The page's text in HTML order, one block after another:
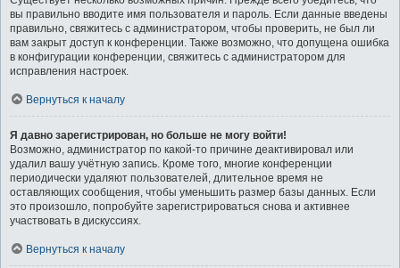
вы правильно вводите имя пользователя и пароль. Если данные введены
правильно, свяжитесь с администратором, чтобы проверить, не был ли
вам закрыт доступ к конференции. Также возможно, что допущена ошибка
в конфигурации конференции, свяжитесь с администратором для
исправления настроек.
Вернуться к началу
Я давно зарегистрирован, но больше не могу войти!
Возможно, администратор по какой-то причине деактивировал или
удалил вашу учётную запись. Кроме того, многие конференции
периодически удаляют пользователей, длительное время не
оставляющих сообщения, чтобы уменьшить размер базы данных. Если
это произошло, попробуйте зарегистрироваться снова и активнее
участвовать в дискуссиях.
Вернуться к началу